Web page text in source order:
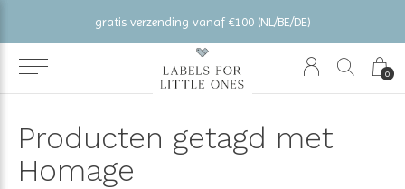
0
gratis verzending vanaf €100 (NL/BE/DE)
Producten getagd met
Homage